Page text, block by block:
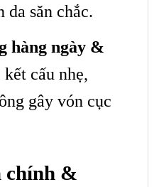
da săn chắc.
hàng ngày &
kết cấu nhẹ,
gây vón cục
chính &